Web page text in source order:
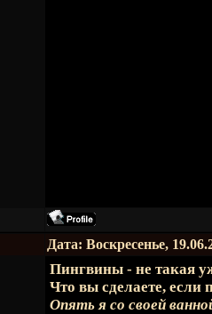
Дата: Воскресенье,
Пингвины - не такая
Что вы сделаете, если
Опять я со своей